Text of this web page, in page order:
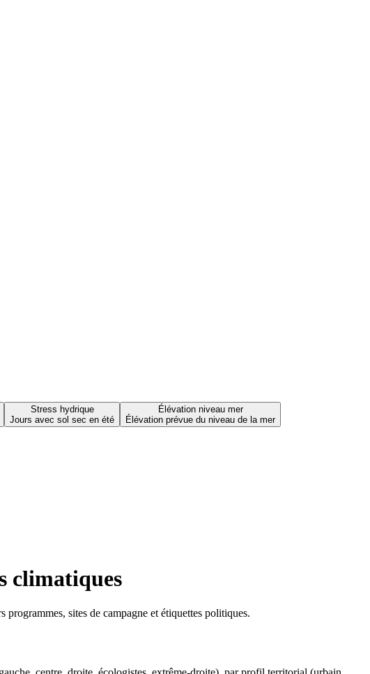
Stress hydrique
Jours avec sol sec en été
Élévation niveau mer
Élévation prévue du niveau de la mer
climatiques
sites de campagne et étiquettes politiques.